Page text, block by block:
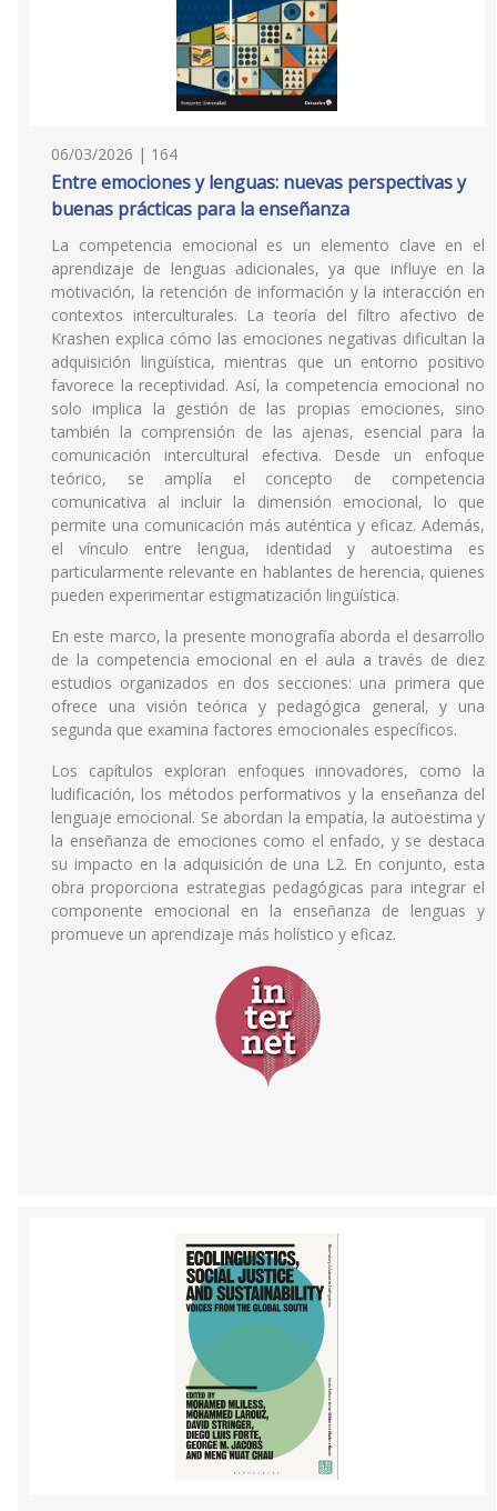
06/03/2026 | 164
Entre emociones y lenguas: nuevas perspectivas y
buenas prácticas para la enseñanza
La competencia emocional es un elemento clave en el
aprendizaje de lenguas adicionales, ya que influye en la
motivación, la retención de información y la interacción en
contextos interculturales. La teoría del filtro afectivo de
Krashen explica cómo las emociones negativas dificultan la
adquisición lingüística, mientras que un entorno positivo
favorece la receptividad. Así, la competencia emocional no
solo implica la gestión de las propias emociones, sino
también la comprensión de las ajenas, esencial para la
comunicación intercultural efectiva. Desde un enfoque
teórico, se amplía el concepto de competencia
comunicativa al incluir la dimensión emocional, lo que
permite una comunicación más auténtica y eficaz. Además,
el vínculo entre lengua, identidad y autoestima es
particularmente relevante en hablantes de herencia, quienes
pueden experimentar estigmatización lingüística.
En este marco, la presente monografía aborda el desarrollo
de la competencia emocional en el aula a través de diez
estudios organizados en dos secciones: una primera que
ofrece una visión teórica y pedagógica general, y una
segunda que examina factores emocionales específicos.
Los capítulos exploran enfoques innovadores, como la
ludificación, los métodos performativos y la enseñanza del
lenguaje emocional. Se abordan la empatía, la autoestima y
la enseñanza de emociones como el enfado, y se destaca
su impacto en la adquisición de una L2. En conjunto, esta
obra proporciona estrategias pedagógicas para integrar el
componente emocional en la enseñanza de lenguas y
promueve un aprendizaje más holístico y eficaz.